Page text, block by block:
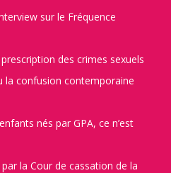
sur le Fréquence
des crimes sexuels
la confusion contemporaine
nés par GPA, ce n’est
la Cour de cassation de la